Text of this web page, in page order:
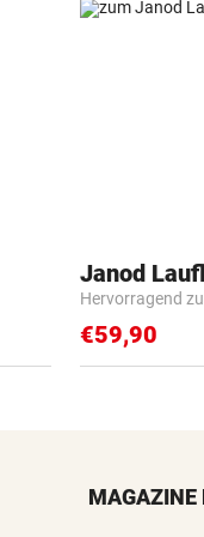
Janod
Hervorragend
€59,90
MAGAZINE